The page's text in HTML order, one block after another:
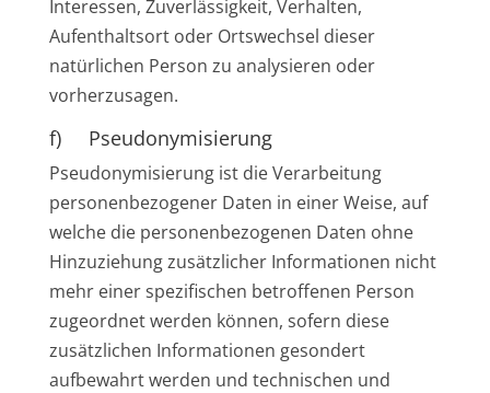
Interessen, Zuverlässigkeit, Verhalten,
Aufenthaltsort oder Ortswechsel dieser
natürlichen Person zu analysieren oder
vorherzusagen.
f) Pseudonymisierung
Pseudonymisierung ist die Verarbeitung
personenbezogener Daten in einer Weise, auf
welche die personenbezogenen Daten ohne
Hinzuziehung zusätzlicher Informationen nicht
mehr einer spezifischen betroffenen Person
zugeordnet werden können, sofern diese
zusätzlichen Informationen gesondert
aufbewahrt werden und technischen und